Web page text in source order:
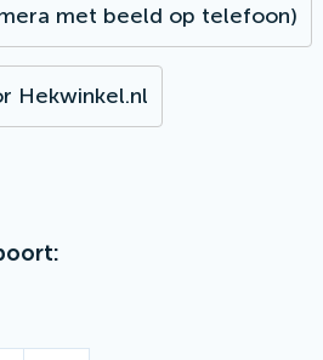
met beeld op telefoon)
Hekwinkel.nl